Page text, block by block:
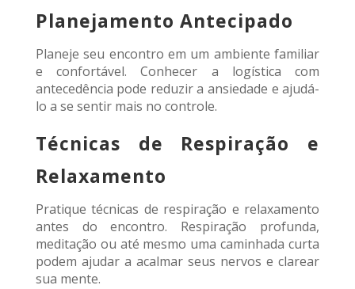
Planejamento Antecipado
Planeje seu encontro em um ambiente familiar
e confortável. Conhecer a logística com
antecedência pode reduzir a ansiedade e ajudá-
lo a se sentir mais no controle.
Técnicas de Respiração e
Relaxamento
Pratique técnicas de respiração e relaxamento
antes do encontro. Respiração profunda,
meditação ou até mesmo uma caminhada curta
podem ajudar a acalmar seus nervos e clarear
sua mente.